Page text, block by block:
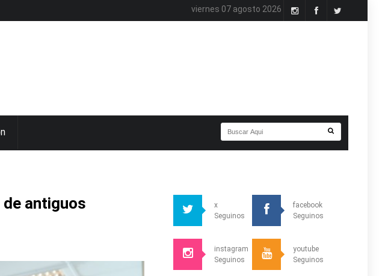
viernes 07 agosto 2026
antiguos
x
Seguinos
facebook
Seguinos
instagram
Seguinos
youtube
Seguinos